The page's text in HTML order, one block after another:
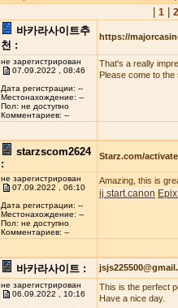
1| 2
바카라사이트추
천 :
https://
не зарегистрирован
07.09.2022 , 08:46
Дата регистрации: --
Местонахождение: --
Пол: не доступно
Комментариев: --
That's a really
Please come to
starzscom2624
:
Starz.com/
не зарегистрирован
07.09.2022 , 06:10
Дата регистрации: --
Местонахождение: --
Пол: не доступно
Комментариев: --
Amazing, this is
ij.start.canon
바카라사이트 :
не зарегистрирован
06.09.2022 , 10:16
This is the perfect
Have a nice day.